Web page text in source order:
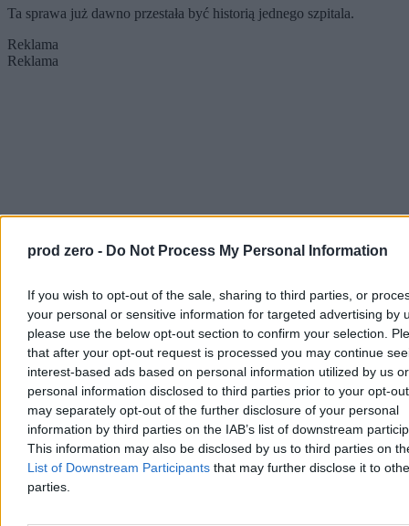
prod zero - Do Not Process My Personal Information
If you wish to opt-out of the sale, sharing to third parties, or
your personal or sensitive information for targeted advertising by
please use the below opt-out section to confirm your selection.
that after your opt-out request is processed you may continue
interest-based ads based on personal information utilized by us or
personal information disclosed to third parties prior to your opt-
may separately opt-out of the further disclosure of your personal
information by third parties on the IAB’s list of downstream
This information may also be disclosed by us to third parties on
List of Downstream Participants that may further disclose it to
parties.
Ta sprawa już dawno przestała być historią jednego szpitala.
Reklama
Reklama
Dziś pozostaje pytanie, które wraca w każdym kolejnym etapie:
gdzie w tym systemie zawiódł nadzór i dlaczego reakcja pojawiła
się dopiero wtedy, gdy sprawa trafiła do opinii publicznej.
FAQ
O co chodzi w aferze w Szpitalu Południowym?
Sprawa dotyczy funkcjonowania SOR, pracy i zarobków Dawida
Kacprzyka oraz zarzutów dotyczących organizacji opieki i
potencjalnych nierówności w traktowaniu pacjentów.
Kim jest Dawid Kacprzyk?